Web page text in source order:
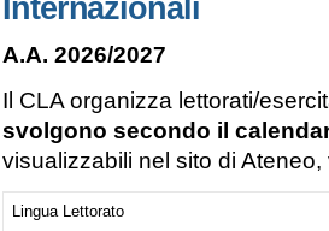
Internazionali
A.A. 2026/2027
Il CLA organizza lettorati/
svolgono secondo il
visualizzabili nel sito di
Lingua Lettorato